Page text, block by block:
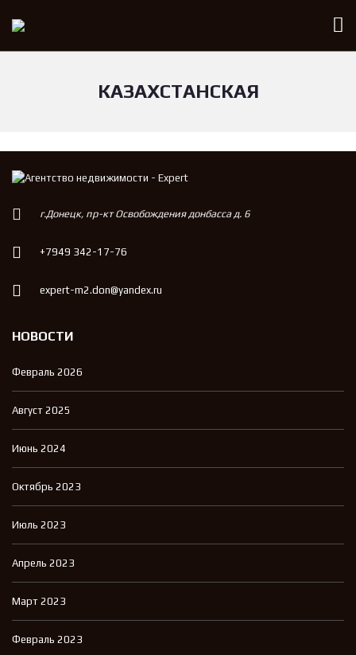
КАЗАХСТАНСКАЯ
г.Донецк, пр-кт Освобождения донбасса д. 6
+7949 342-17-76
expert-m2.don@yandex.ru
НОВОСТИ
Февраль 2026
Август 2025
Июнь 2024
Октябрь 2023
Июль 2023
Апрель 2023
Март 2023
Февраль 2023